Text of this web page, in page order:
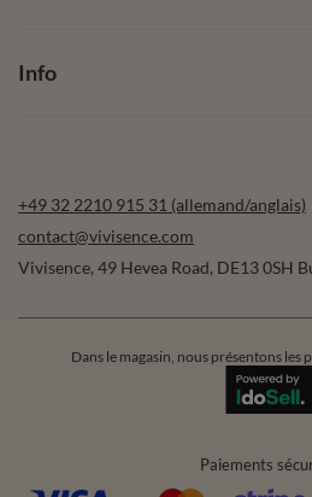
Info
+49 32 2210 915 31 (allemand/anglais)
contact@vivisence.com
Vivisence, 49 Hevea Road, DE13 0SH
Dans le magasin, nous présentons les
Paiements